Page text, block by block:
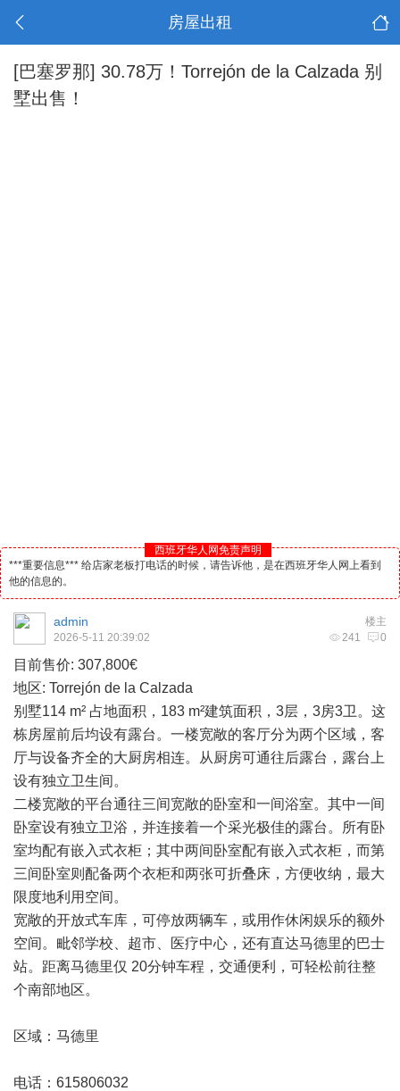
房屋出租
[巴塞罗那] 30.78万！Torrejón de la Calzada 别
墅出售！
西班牙华人网免责声明
***重要信息*** 给店家老板打电话的时候，请告诉他，是在西班牙华人网上看到
他的信息的。
楼主
admin
241 0
2026-5-11 20:39:02
目前售价: 307,800€
地区: Torrejón de la Calzada
别墅114 m² 占地面积，183 m²建筑面积，3层，3房3卫。这
栋房屋前后均设有露台。一楼宽敞的客厅分为两个区域，客
厅与设备齐全的大厨房相连。从厨房可通往后露台，露台上
设有独立卫生间。
二楼宽敞的平台通往三间宽敞的卧室和一间浴室。其中一间
卧室设有独立卫浴，并连接着一个采光极佳的露台。所有卧
室均配有嵌入式衣柜；其中两间卧室配有嵌入式衣柜，而第
三间卧室则配备两个衣柜和两张可折叠床，方便收纳，最大
限度地利用空间。
宽敞的开放式车库，可停放两辆车，或用作休闲娱乐的额外
空间。毗邻学校、超市、医疗中心，还有直达马德里的巴士
站。距离马德里仅 20分钟车程，交通便利，可轻松前往整
个南部地区。
区域：马德里
电话：615806032